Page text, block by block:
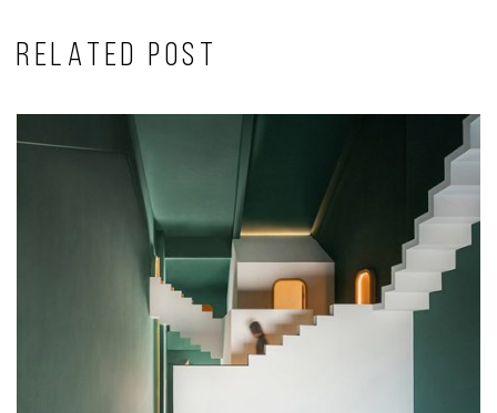
RELATED POST